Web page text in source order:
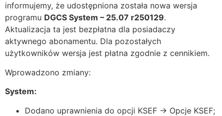
informujemy, że udostępniona została nowa wersja
programu DGCS System – 25.07 r250129.
Aktualizacja ta jest bezpłatna dla posiadaczy
aktywnego abonamentu. Dla pozostałych
użytkowników wersja jest płatna zgodnie z cennikiem.
Wprowadzono zmiany:
System:
Dodano uprawnienia do opcji KSEF → Opcje KSEF;